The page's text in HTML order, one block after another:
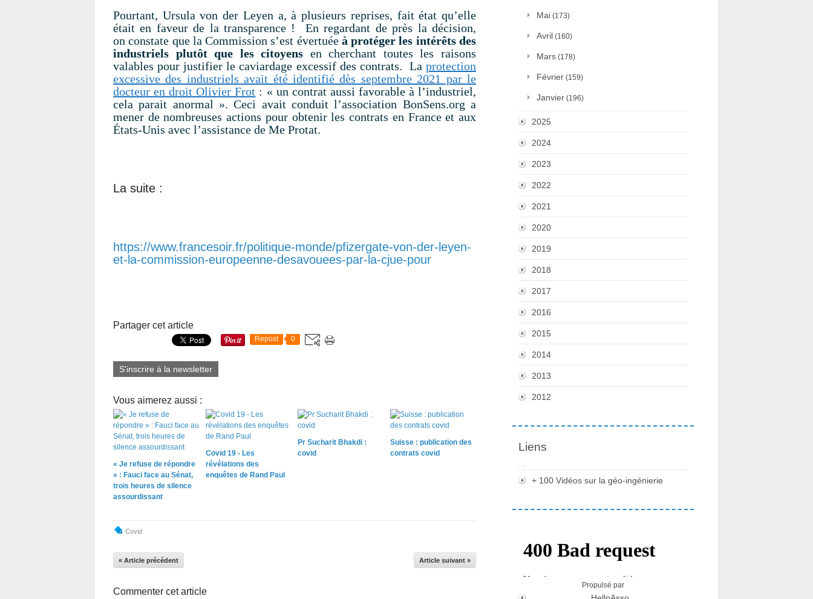
Pourtant, Ursula von der Leyen a, à plusieurs reprises, fait état qu’elle
était en faveur de la transparence ! En regardant de près la décision,
on constate que la Commission s’est évertuée à protéger les intérêts des
industriels plutôt que les citoyens en cherchant toutes les raisons
valables pour justifier le caviardage excessif des contrats. La protection
excessive des industriels avait été identifié dès septembre 2021 par le
docteur en droit Olivier Frot : « un contrat aussi favorable à l’industriel,
cela parait anormal ». Ceci avait conduit l’association BonSens.org a
mener de nombreuses actions pour obtenir les contrats en France et aux
États-Unis avec l’assistance de Me Protat.
La suite :
https://www.francesoir.fr/politique-monde/pfizergate-von-der-leyen-
et-la-commission-europeenne-desavouees-par-la-cjue-pour
Partager cet article
Repost 0
S'inscrire à la newsletter
Vous aimerez aussi :
« Je refuse de répondre
» : Fauci face au Sénat,
trois heures de silence
assourdissant
Covid 19 - Les
révélations des
enquêtes de Rand Paul
Pr Sucharit Bhakdi :
covid
Suisse : publication des
contrats covid
Covid
« Article précédent Article suivant »
Commenter cet article
Mai (173)
Avril (160)
Mars (178)
Février (159)
Janvier (196)
2025
2024
2023
2022
2021
2020
2019
2018
2017
2016
2015
2014
2013
2012
Liens
+ 100 Vidéos sur la géo-ingénierie
Propulsé par